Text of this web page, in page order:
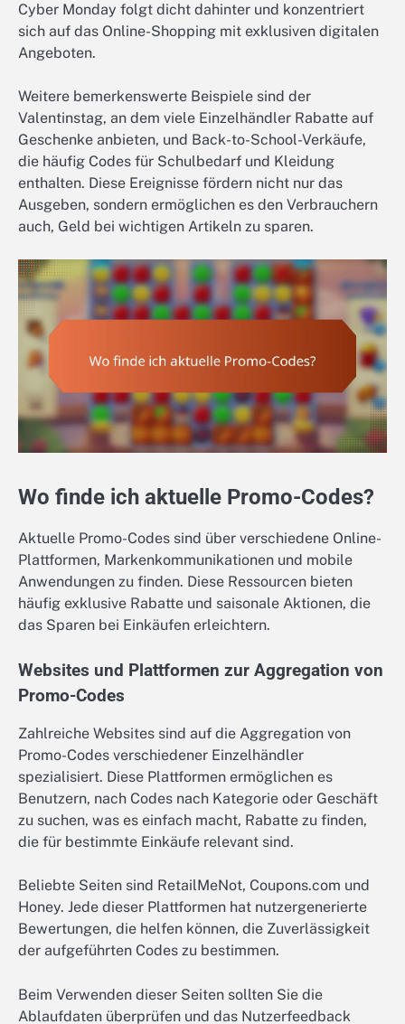
Cyber Monday folgt dicht dahinter und konzentriert
sich auf das Online-Shopping mit exklusiven digitalen
Angeboten.
Weitere bemerkenswerte Beispiele sind der
Valentinstag, an dem viele Einzelhändler Rabatte auf
Geschenke anbieten, und Back-to-School-Verkäufe,
die häufig Codes für Schulbedarf und Kleidung
enthalten. Diese Ereignisse fördern nicht nur das
Ausgeben, sondern ermöglichen es den Verbrauchern
auch, Geld bei wichtigen Artikeln zu sparen.
Wo finde ich aktuelle Promo-Codes?
Aktuelle Promo-Codes sind über verschiedene Online-
Plattformen, Markenkommunikationen und mobile
Anwendungen zu finden. Diese Ressourcen bieten
häufig exklusive Rabatte und saisonale Aktionen, die
das Sparen bei Einkäufen erleichtern.
Websites und Plattformen zur Aggregation von
Promo-Codes
Zahlreiche Websites sind auf die Aggregation von
Promo-Codes verschiedener Einzelhändler
spezialisiert. Diese Plattformen ermöglichen es
Benutzern, nach Codes nach Kategorie oder Geschäft
zu suchen, was es einfach macht, Rabatte zu finden,
die für bestimmte Einkäufe relevant sind.
Beliebte Seiten sind RetailMeNot, Coupons.com und
Honey. Jede dieser Plattformen hat nutzergenerierte
Bewertungen, die helfen können, die Zuverlässigkeit
der aufgeführten Codes zu bestimmen.
Beim Verwenden dieser Seiten sollten Sie die
Ablaufdaten überprüfen und das Nutzerfeedback